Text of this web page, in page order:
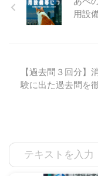
用設
【過去問３回分】
験に出た過去問を